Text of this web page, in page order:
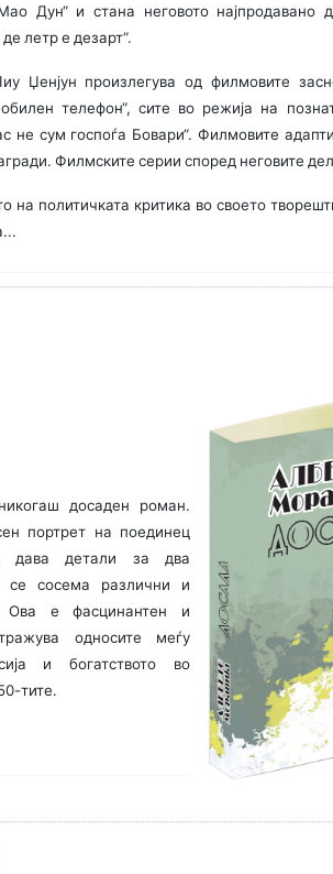
Дун“ и стана неговото
летр е дезарт“.
Џенјун произлегува од филмовите
телефон“, сите во режија на
не сум госпоѓа Бовари“. Филмовите
Филмските серии според неговите
на политичката критика во своето
досаден роман.
портрет на поединец
дава детали за два
се сосема различни и
Ова е фасцинантен и
односите меѓу
и богатството во
тите.